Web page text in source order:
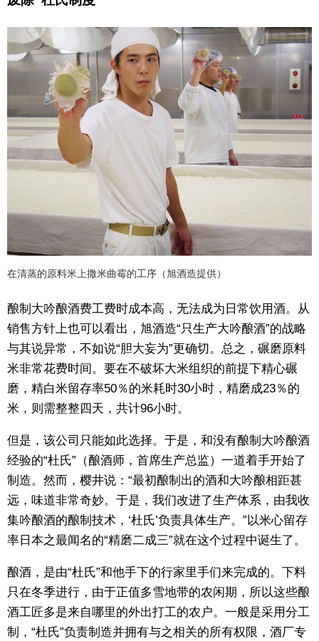
在清蒸的原料米上撒米曲霉的工序（旭酒造提供）
酿制大吟酿酒费工费时成本高，无法成为日常饮用酒。从
销售方针上也可以看出，旭酒造“只生产大吟酿酒”的战略
与其说异常，不如说“胆大妄为”更确切。总之，碾磨原料
米非常花费时间。要在不破坏大米组织的前提下精心碾
磨，精白米留存率50％的米耗时30小时，精磨成23％的
米，则需整整四天，共计96小时。
但是，该公司只能如此选择。于是，和没有酿制大吟酿酒
经验的“杜氏”（酿酒师，首席生产总监）一道着手开始了
制造。然而，樱井说：“最初酿制出的酒和大吟酿相距甚
远，味道非常奇妙。于是，我们改进了生产体系，由我收
集吟酿酒的酿制技术，‘杜氏’负责具体生产。”以米心留存
率日本之最闻名的“精磨二成三”就在这个过程中诞生了。
酿酒，是由“杜氏”和他手下的行家里手们来完成的。下料
只在冬季进行，由于正值多雪地带的农闲期，所以这些酿
酒工匠多是来自哪里的外出打工的农户。一般是采用分工
制，“杜氏”负责制造并拥有与之相关的所有权限，酒厂专